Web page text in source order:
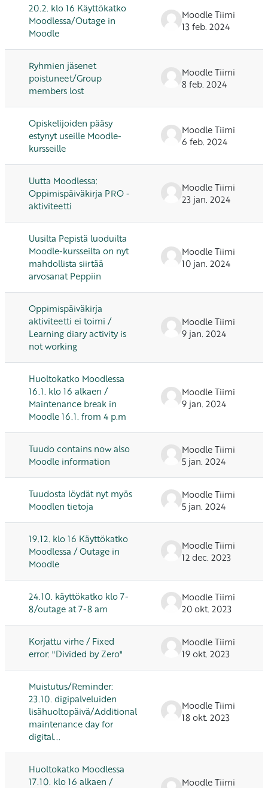
20.2. klo 16 Käyttökatko
Moodlessa/Outage in
Moodle
Moodle Tiimi
13 feb. 2024
Ryhmien jäsenet
poistuneet/Group
members lost
Moodle Tiimi
8 feb. 2024
Opiskelijoiden pääsy
estynyt useille Moodle-
kursseille
Moodle Tiimi
6 feb. 2024
Uutta Moodlessa:
Oppimispäiväkirja PRO -
aktiviteetti
Moodle Tiimi
23 jan. 2024
Uusilta Pepistä luoduilta
Moodle-kursseilta on nyt
mahdollista siirtää
arvosanat Peppiin
Moodle Tiimi
10 jan. 2024
Oppimispäiväkirja
aktiviteetti ei toimi /
Learning diary activity is
not working
Moodle Tiimi
9 jan. 2024
Huoltokatko Moodlessa
16.1. klo 16 alkaen /
Maintenance break in
Moodle 16.1. from 4 p.m
Moodle Tiimi
9 jan. 2024
Tuudo contains now also
Moodle information
Moodle Tiimi
5 jan. 2024
Tuudosta löydät nyt myös
Moodlen tietoja
Moodle Tiimi
5 jan. 2024
19.12. klo 16 Käyttökatko
Moodlessa / Outage in
Moodle
Moodle Tiimi
12 dec. 2023
24.10. käyttökatko klo 7-
8/outage at 7-8 am
Moodle Tiimi
20 okt. 2023
Korjattu virhe / Fixed
error: "Divided by Zero"
Moodle Tiimi
19 okt. 2023
Muistutus/Reminder:
23.10. digipalveluiden
lisähuoltopäivä/Additional
maintenance day for
digital...
Moodle Tiimi
18 okt. 2023
Huoltokatko Moodlessa
17.10. klo 16 alkaen /
Moodle Tiimi